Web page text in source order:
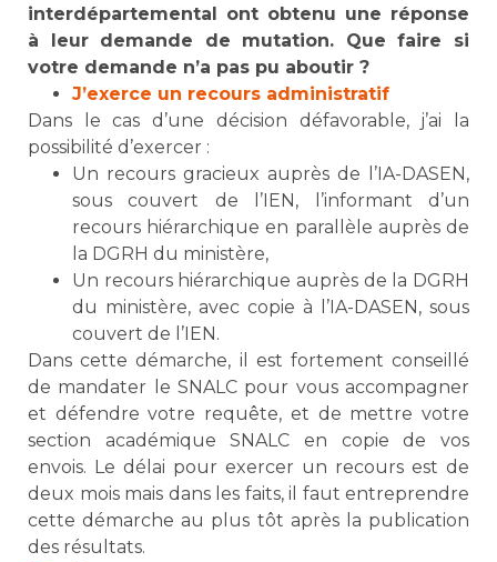
interdépartemental ont obtenu une réponse
à leur demande de mutation. Que faire si
votre demande n’a pas pu aboutir ?
J’exerce un recours administratif
Dans le cas d’une décision défavorable, j’ai la
possibilité d’exercer :
Un recours gracieux auprès de l’IA-DASEN,
sous couvert de l’IEN, l’informant d’un
recours hiérarchique en parallèle auprès de
la DGRH du ministère,
Un recours hiérarchique auprès de la DGRH
du ministère, avec copie à l’IA-DASEN, sous
couvert de l’IEN.
Dans cette démarche, il est fortement conseillé
de mandater le SNALC pour vous accompagner
et défendre votre requête, et de mettre votre
section académique SNALC en copie de vos
envois. Le délai pour exercer un recours est de
deux mois mais dans les faits, il faut entreprendre
cette démarche au plus tôt après la publication
des résultats.